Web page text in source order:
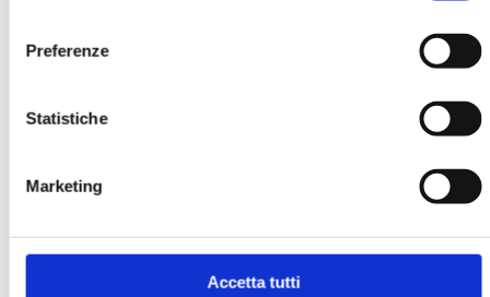
Preferenze
Statistiche
Marketing
Accetta tutti